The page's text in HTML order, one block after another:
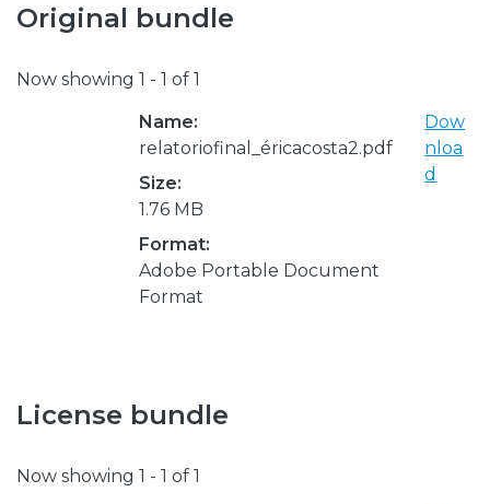
Original bundle
Now showing 1 - 1 of 1
Name:
relatoriofinal_éricacosta2.pdf
Size:
1.76 MB
Format:
Adobe Portable Document
Format
Dow
nloa
d
License bundle
Now showing 1 - 1 of 1